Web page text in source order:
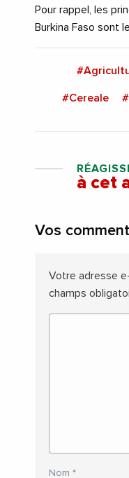
Pour rappel, les
Burkina Faso sont
#Cereale
à cet
Vos
Votre adresse
champs
Nom *